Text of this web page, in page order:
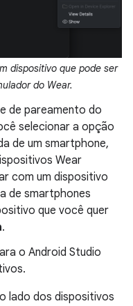
dispositivo que pode ser
do Wear.
de pareamento do
selecionar a opção
de um smartphone,
Wear
com um dispositivo
de smartphones
que você quer
.
o Android Studio
lado dos dispositivos